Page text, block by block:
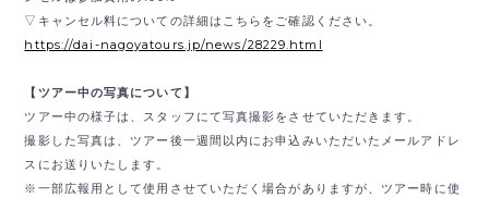
▽キャンセル料についての詳細はこちらをご確認ください。
https://dai-nagoyatours.jp/news/28229.html
【ツアー中の写真について】
ツアー中の様子は、スタッフにて写真撮影をさせていただきます。
撮影した写真は、ツアー後一週間以内にお申込みいただいたメールアドレ
スにお送りいたします。
※一部広報用として使用させていただく場合がありますが、ツアー時に使